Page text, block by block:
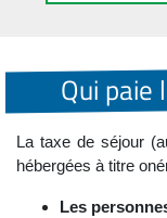
Qui paie
La taxe de séjour
hébergées à titre
Les